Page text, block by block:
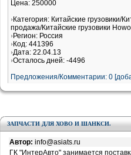
Цена: 250000
Категория: Китайские грузовики/
продажа/Китайские грузовики
Регион: Россия
Код: 441396
Дата: 22.04.13
Осталось дней: -4496
Предложения/Комментарии: 0
ЗАПЧАСТИ ДЛЯ ХОВО И ШАНКСИ.
Автор: info@asiats.ru
ГК "ИнтерАвто" занимается